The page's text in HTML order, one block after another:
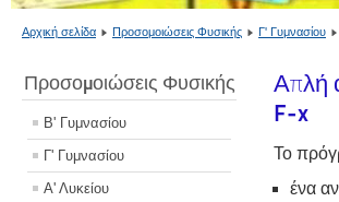
Αρχική σελίδα Προσομοιώσεις Φυσικής Γ' Γυμνασίου
Προσομοιώσεις Φυσικής
Β' Γυμνασίου
Γ' Γυμνασίου
Α' Λυκείου
Απλή
F-x
Το
ένα